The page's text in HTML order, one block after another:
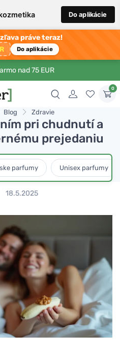
Do aplikácie
zľava práve teraz!
Do aplikácie
nad 75 EUR
0
Blog Zdravie
pri chudnutí a
prejedaniu
parfumy Unisex parfumy
18.5.2025